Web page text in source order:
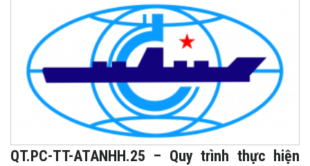
QT.PC-TT-ATANHH.25 – Quy trình thực hiện